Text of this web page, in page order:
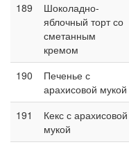
189
Шоколадно-
яблочный торт со
сметанным
кремом
190
Печенье с
арахисовой мукой
191
Кекс с арахисовой
мукой